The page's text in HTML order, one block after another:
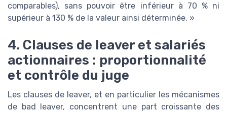
comparables), sans pouvoir être inférieur à 70 % ni
supérieur à 130 % de la valeur ainsi déterminée. »
4. Clauses de leaver et salariés
actionnaires : proportionnalité
et contrôle du juge
Les clauses de leaver, et en particulier les mécanismes
de bad leaver, concentrent une part croissante des